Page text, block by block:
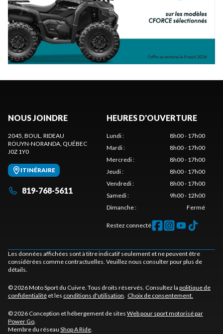
NOUS JOINDRE
2045, BOUL. RIDEAU
ROUYN-NORANDA, QUÉBEC
J0Z 1Y0
ITINÉRAIRE
819-768-5611
HEURES D'OUVERTURE
Lundi:
8h00 - 17h00
Mardi:
8h00 - 17h00
Mercredi:
8h00 - 17h00
Jeudi:
8h00 - 17h00
Vendredi:
8h00 - 17h00
Samedi:
9h00 - 12h00
Dimanche: Fermé
Restez connecté
Les données affichées sont à titre indicatif seulement et ne peuvent être
considérées comme contractuelles. Veuillez nous consulter pour plus de
détails.
© 2026 Moto Sport du Cuivre. Tous droits réservés. Consultez la politique de
confidentialité et les conditions d'utilisation. Choix de consentement.
© 2026 Conception et hébergement de sites Web pour sport motorisé par
Power Go.
Membre du réseau Shop A Ride.